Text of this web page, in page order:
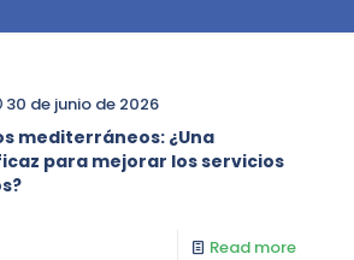
30 de junio de 2026
mediterráneos: ¿Una
para mejorar los servicios
Read more